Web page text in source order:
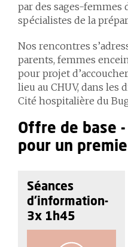
par des sages-femmes
spécialistes de la
Nos rencontres
parents, femmes
pour projet
lieu au CHUV, dans
Cité hospitalière du
Offre de base
pour un
Séances
d'information-
3x 1h45